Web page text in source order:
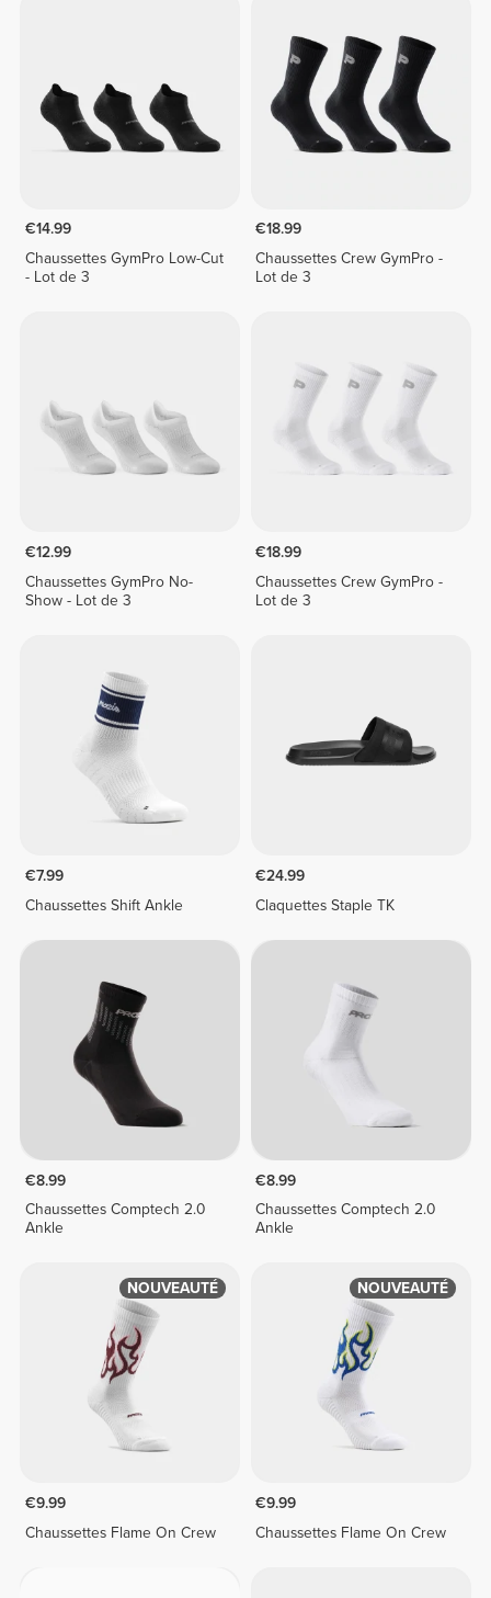
€14.99
Chaussettes GymPro Low-Cut
- Lot de 3
€18.99
Chaussettes Crew GymPro -
Lot de 3
€12.99
Chaussettes GymPro No-
Show - Lot de 3
€18.99
Chaussettes Crew GymPro -
Lot de 3
€7.99
Chaussettes Shift Ankle
€24.99
Claquettes Staple TK
€8.99
Chaussettes Comptech 2.0
Ankle
€8.99
Chaussettes Comptech 2.0
Ankle
NOUVEAUTÉ
€9.99
Chaussettes Flame On Crew
NOUVEAUTÉ
€9.99
Chaussettes Flame On Crew